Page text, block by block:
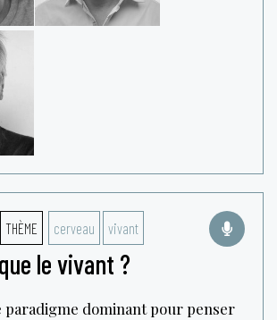
THÈME cerveau vivant
le vivant ?
paradigme dominant pour penser